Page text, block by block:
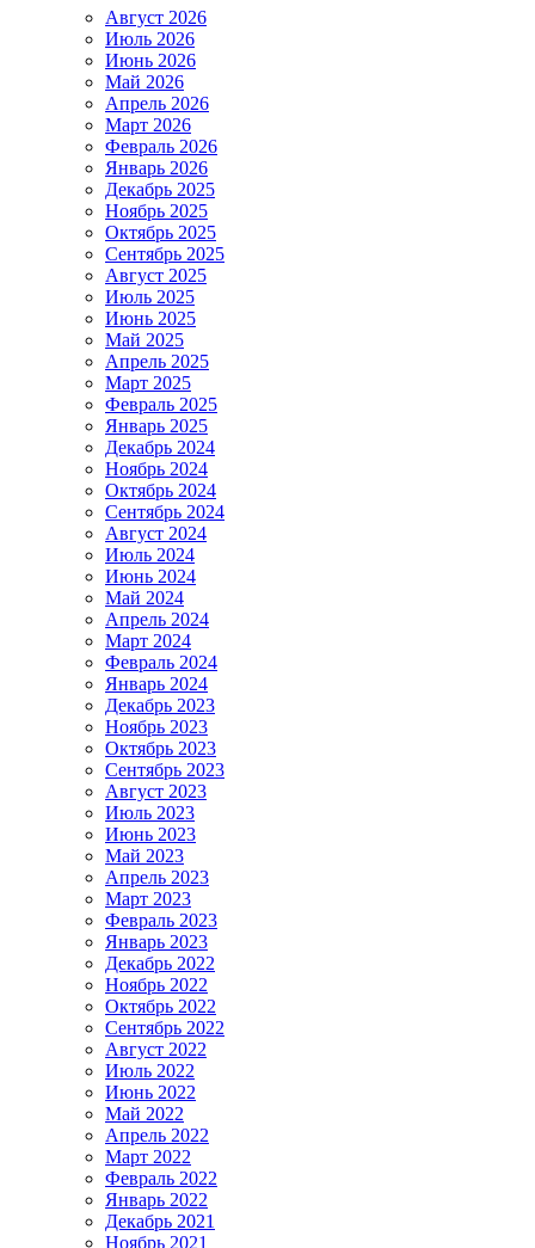
Август 2026
Июль 2026
Июнь 2026
Май 2026
Апрель 2026
Март 2026
Февраль 2026
Январь 2026
Декабрь 2025
Ноябрь 2025
Октябрь 2025
Сентябрь 2025
Август 2025
Июль 2025
Июнь 2025
Май 2025
Апрель 2025
Март 2025
Февраль 2025
Январь 2025
Декабрь 2024
Ноябрь 2024
Октябрь 2024
Сентябрь 2024
Август 2024
Июль 2024
Июнь 2024
Май 2024
Апрель 2024
Март 2024
Февраль 2024
Январь 2024
Декабрь 2023
Ноябрь 2023
Октябрь 2023
Сентябрь 2023
Август 2023
Июль 2023
Июнь 2023
Май 2023
Апрель 2023
Март 2023
Февраль 2023
Январь 2023
Декабрь 2022
Ноябрь 2022
Октябрь 2022
Сентябрь 2022
Август 2022
Июль 2022
Июнь 2022
Май 2022
Апрель 2022
Март 2022
Февраль 2022
Январь 2022
Декабрь 2021
Ноябрь 2021